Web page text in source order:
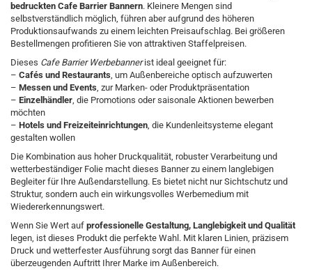
bedruckten Cafe Barrier Bannern. Kleinere Mengen sind
selbstverständlich möglich, führen aber aufgrund des höheren
Produktionsaufwands zu einem leichten Preisaufschlag. Bei größeren
Bestellmengen profitieren Sie von attraktiven Staffelpreisen.
Dieses Cafe Barrier Werbebannerist ideal geeignet für:
– Cafés und Restaurants, um Außenbereiche optisch aufzuwerten
– Messen und Events, zur Marken- oder Produktpräsentation
– Einzelhändler, die Promotions oder saisonale Aktionen bewerben
möchten
– Hotels und Freizeiteinrichtungen, die Kundenleitsysteme elegant
gestalten wollen
Die Kombination aus hoher Druckqualität, robuster Verarbeitung und
wetterbeständiger Folie macht dieses Banner zu einem langlebigen
Begleiter für Ihre Außendarstellung. Es bietet nicht nur Sichtschutz und
Struktur, sondern auch ein wirkungsvolles Werbemedium mit
Wiedererkennungswert.
Wenn Sie Wert auf professionelle Gestaltung, Langlebigkeit und Qualität
legen, ist dieses Produkt die perfekte Wahl. Mit klaren Linien, präzisem
Druck und wetterfester Ausführung sorgt das Banner für einen
überzeugenden Auftritt Ihrer Marke im Außenbereich.